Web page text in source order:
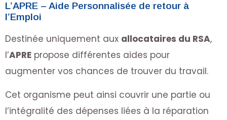
L’APRE – Aide Personnalisée de retour à
l’Emploi
Destinée uniquement aux allocataires du RSA,
l’APRE propose différentes aides pour
augmenter vos chances de trouver du travail.
Cet organisme peut ainsi couvrir une partie ou
l’intégralité des dépenses liées à la réparation